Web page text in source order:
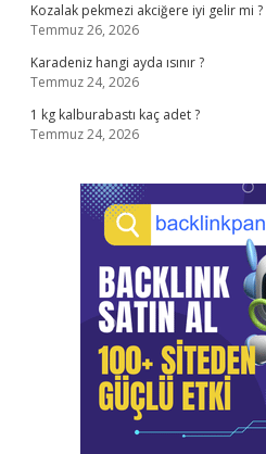
Kozalak pekmezi akciğere iyi gelir mi ?
Temmuz 26, 2026
Karadeniz hangi ayda ısınır ?
Temmuz 24, 2026
1 kg kalburabastı kaç adet ?
Temmuz 24, 2026